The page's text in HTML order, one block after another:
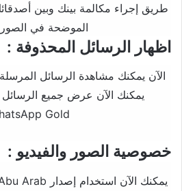
طريق إجراء مكالمة بينك وبين
الموضحة في
: اظهار الرسائل المحذوفة
الآن يمكنك مشاهدة الرسائل
يمكنك الآن عرض جميع الرسائل
Gold
: خصوصية الصور والفيديو